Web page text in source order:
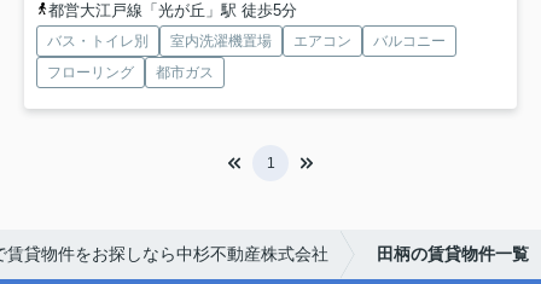
都営大江戸線「光が丘」駅 徒歩5分
バス・トイレ別 室内洗濯機置場 エアコン
バルコニー
フローリング
都市ガス
1
賃貸物件をお探しなら中杉不動産株式会社 田柄の賃貸物件一覧